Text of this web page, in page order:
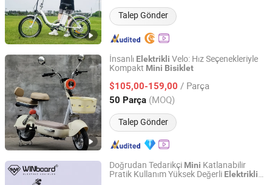
Talep Gönder
İnsanlı Elektrikli Velo: Hız Seçenekleriyle
Kompakt Mini Bisiklet
$105,00-159,00 / Parça
50 Parça (MOQ)
Talep Gönder
Linyi Lansheng New Energy Electric Vehicle Co., Ltd
Shandong, China Fiyat 2024
Doğrudan Tedarikçi Mini Katlanabilir
Pratik Kullanım Yüksek Değerli Elektrikli
Wuxi Winboard Intelligent Technology Co., Ltd.